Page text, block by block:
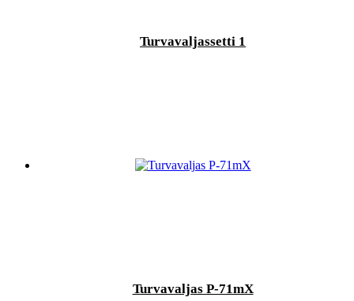
Turvavaljassetti 1
Turvavaljas P-71mX